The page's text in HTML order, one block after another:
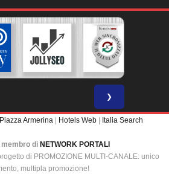
❯
Piazza Armerina | Hotels Web | Italia Search
membro di NETWORK PORTALI
di PROMOZIONE MULTI-CANALE: unico
multipla promozione!